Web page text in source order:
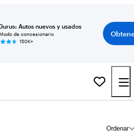
Autos nuevos y usados
de concesionario
150K+
Ordenar